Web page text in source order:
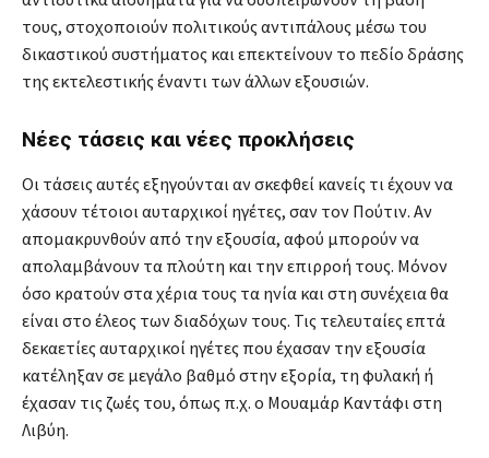
τους, στοχοποιούν πολιτικούς αντιπάλους μέσω του
δικαστικού συστήματος και επεκτείνουν το πεδίο δράσης
της εκτελεστικής έναντι των άλλων εξουσιών.
Νέες τάσεις και νέες προκλήσεις
Οι τάσεις αυτές εξηγούνται αν σκεφθεί κανείς τι έχουν να
χάσουν τέτοιοι αυταρχικοί ηγέτες, σαν τον Πούτιν. Αν
απομακρυνθούν από την εξουσία, αφού μπορούν να
απολαμβάνουν τα πλούτη και την επιρροή τους. Μόνον
όσο κρατούν στα χέρια τους τα ηνία και στη συνέχεια θα
είναι στο έλεος των διαδόχων τους. Τις τελευταίες επτά
δεκαετίες αυταρχικοί ηγέτες που έχασαν την εξουσία
κατέληξαν σε μεγάλο βαθμό στην εξορία, τη φυλακή ή
έχασαν τις ζωές του, όπως π.χ. ο Μουαμάρ Καντάφι στη
Λιβύη.